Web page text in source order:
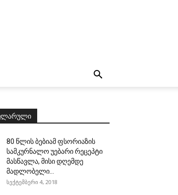
80 წლის ბებიამ ფსორიაზის
სამკურნალო უებარი რეცეპტი
მასწავლა, მისი დღემდე
მადლობელი...
სექტემბერი 4, 2018